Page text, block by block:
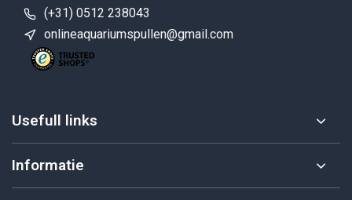
(+31) 0512 238043
onlineaquariumspullen@gmail.com
Usefull links
Informatie